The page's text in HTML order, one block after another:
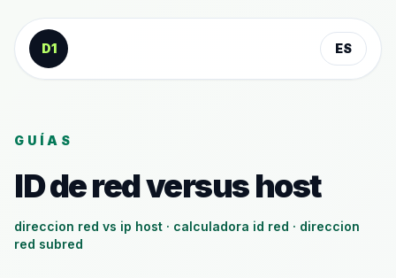
Saltar al contenido
D1
ES
GUÍAS
ID de red versus host
direccion red vs ip host · calculadora id red · direccion
red subred